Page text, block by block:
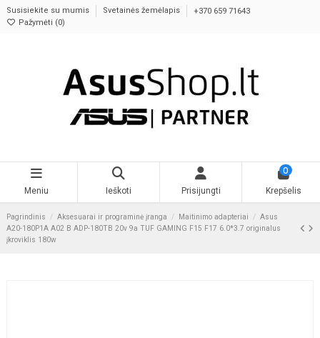
Susisiekite su mumis Svetainės žemėlapis
+370 659 71643
Pažymėti (0)
Meniu Ieškoti Prisijungti
0
Krepšelis
Pagrindinis Aksesuarai ir programinė įranga Maitinimo adapteriai
Asus
A20-180P1A A02 B ADP-180TB 20v 9a TUF GAMING F15 F17 6.0*3.7 originalus
įkroviklis 180w